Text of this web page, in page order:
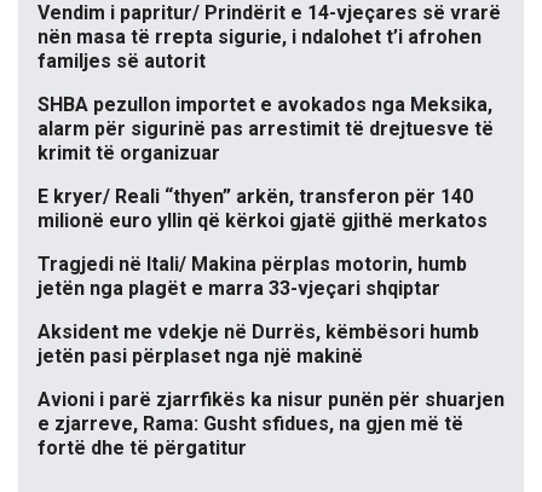
Vendim i papritur/ Prindërit e 14-vjeçares së vrarë
nën masa të rrepta sigurie, i ndalohet t’i afrohen
familjes së autorit
SHBA pezullon importet e avokados nga Meksika,
alarm për sigurinë pas arrestimit të drejtuesve të
krimit të organizuar
E kryer/ Reali “thyen” arkën, transferon për 140
milionë euro yllin që kërkoi gjatë gjithë merkatos
Tragjedi në Itali/ Makina përplas motorin, humb
jetën nga plagët e marra 33-vjeçari shqiptar
Aksident me vdekje në Durrës, këmbësori humb
jetën pasi përplaset nga një makinë
Avioni i parë zjarrfikës ka nisur punën për shuarjen
e zjarreve, Rama: Gusht sfidues, na gjen më të
fortë dhe të përgatitur